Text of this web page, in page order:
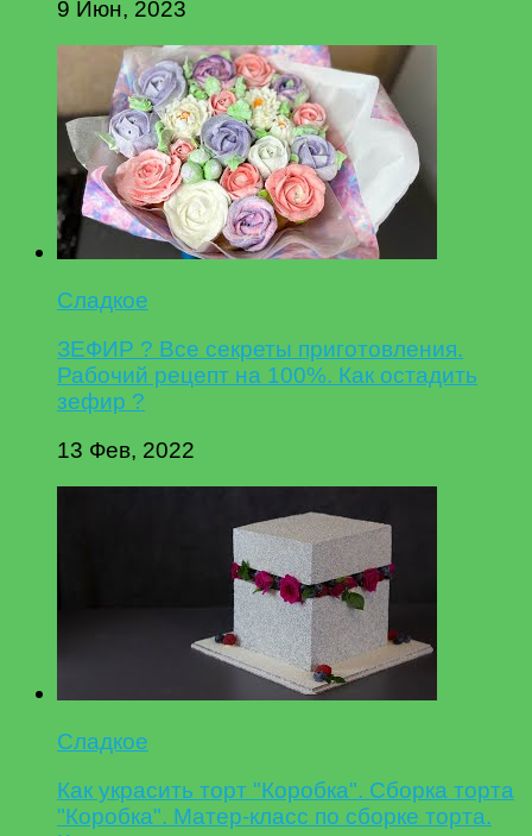
9 Июн, 2023
Сладкое
ЗЕФИР ? Все секреты приготовления.
Рабочий рецепт на 100%. Как остадить
зефир ?
13 Фев, 2022
Сладкое
Как украсить торт "Коробка". Сборка торта
"Коробка". Матер-класс по сборке торта.